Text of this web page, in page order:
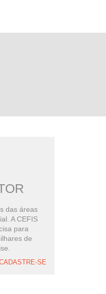
das áreas
A CEFIS
para
de
SE